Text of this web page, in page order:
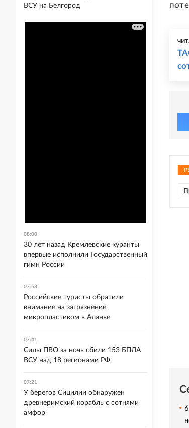
ВСУ на Белгород
08:00
30 лет назад Кремлевские куранты
впервые исполнили Государственный
гимн России
07:53
Российские туристы обратили
внимание на загрязнение
микропластиком в Аланье
07:41
Силы ПВО за ночь сбили 153 БПЛА
ВСУ над 18 регионами РФ
07:21
У берегов Сицилии обнаружен
древнеримский корабль с сотнями
амфор